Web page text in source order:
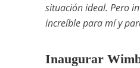
situación ideal. Pero
increíble para mí y
Inaugurar